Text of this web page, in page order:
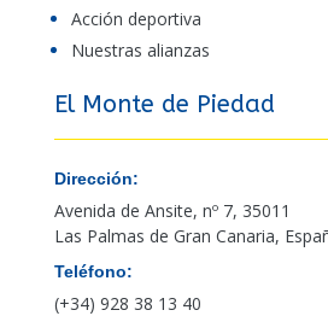
Acción deportiva
Nuestras alianzas
El Monte de Piedad
Dirección:
Avenida de Ansite, nº 7, 35011
Las Palmas de Gran Canaria,
Teléfono:
(+34) 928 38 13 40